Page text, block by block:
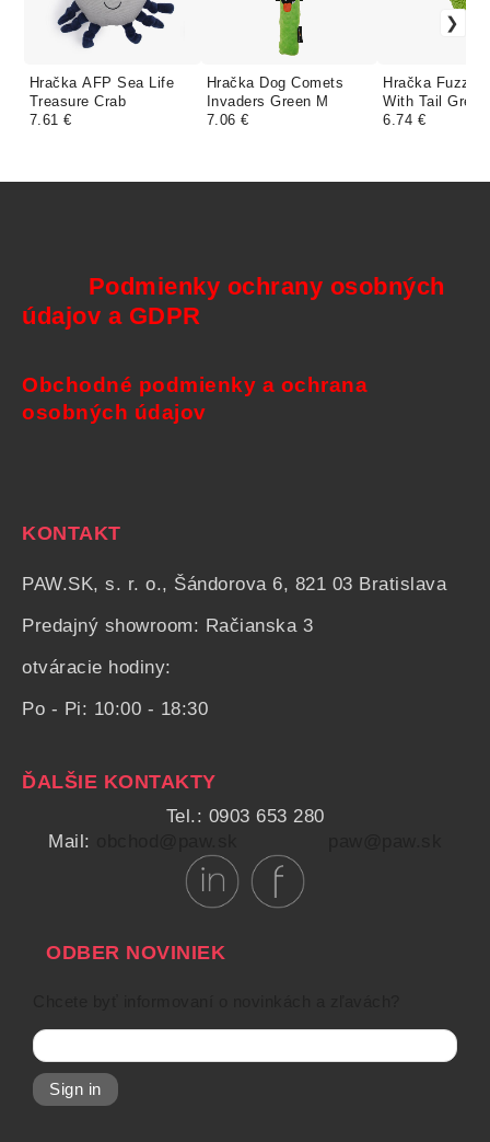
Hračka AFP Sea Life
Treasure Crab
7.61 €
Hračka Dog Comets
Invaders Green M
7.06 €
Hračka Fuzzle
With Tail Green
6.74 €
Podmienky ochrany osobných
údajov a GDPR
Obchodné podmienky a ochrana
osobných údajov
KONTAKT
PAW.SK, s. r. o., Šándorova 6, 821 03 Bratislava
Predajný showroom: Račianska 3
otváracie hodiny:
Po - Pi: 10:00 - 18:30
ĎALŠIE KONTAKTY
Tel.: 0903 653 280
Mail:
ODBER NOVINIEK
Sign in